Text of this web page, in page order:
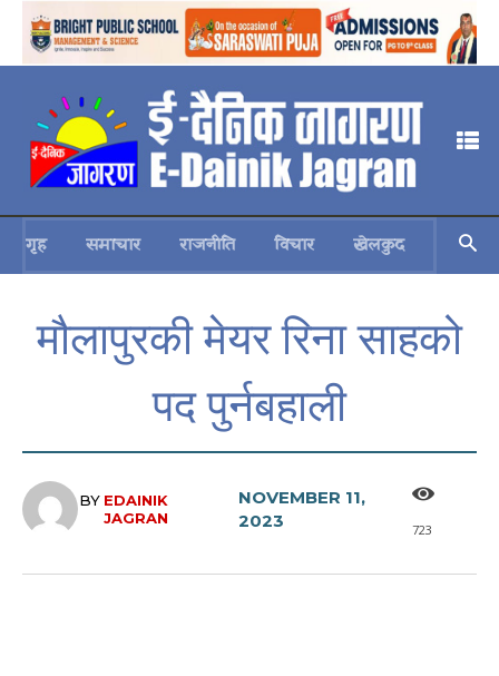
गृह समाचार राजनीति विचार खेलकुद स्वास्थ्य
मौलापुरकी मेयर रिना साहको
पद पुर्नबहाली
BY EDAINIK
JAGRAN
NOVEMBER 11,
2023
723